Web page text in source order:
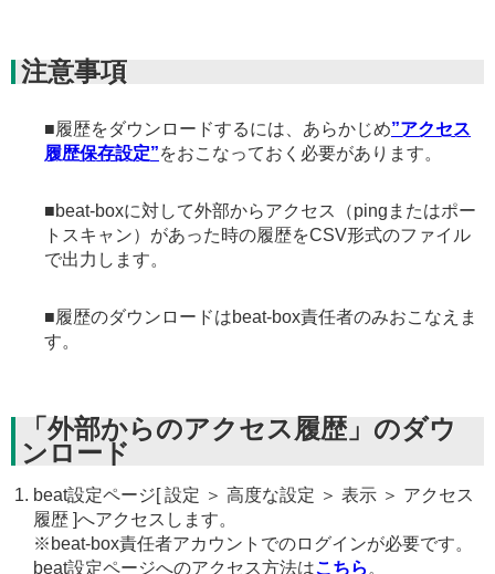
注意事項
■履歴をダウンロードするには、あらかじめ”アクセス
履歴保存設定”をおこなっておく必要があります。
■beat-boxに対して外部からアクセス（pingまたはポー
トスキャン）があった時の履歴をCSV形式のファイル
で出力します。
■履歴のダウンロードはbeat-box責任者のみおこなえま
す。
「外部からのアクセス履歴」のダウ
ンロード
beat設定ページ[ 設定 ＞ 高度な設定 ＞ 表示 ＞ アクセス
履歴 ]へアクセスします。
※beat-box責任者アカウントでのログインが必要です。
beat設定ページへのアクセス方法はこちら 。